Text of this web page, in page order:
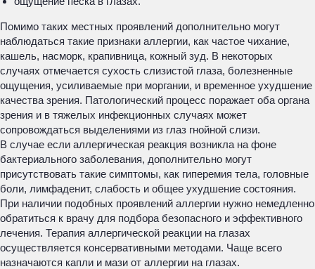
Помимо таких местных проявлений дополнительно могут
наблюдаться такие признаки аллергии, как частое чихание,
кашель, насморк, крапивница, кожный зуд. В некоторых
случаях отмечается сухость слизистой глаза, болезненные
ощущения, усиливаемые при моргании, и временное ухудшение
качества зрения. Патологический процесс поражает оба органа
зрения и в тяжелых инфекционных случаях может
сопровождаться выделениями из глаз гнойной слизи.
В случае если аллергическая реакция возникла на фоне
бактериального заболевания, дополнительно могут
присутствовать такие симптомы, как гиперемия тела, головные
боли, лимфаденит, слабость и общее ухудшение состояния.
При наличии подобных проявлений аллергии нужно немедленно
обратиться к врачу для подбора безопасного и эффективного
лечения. Терапия аллергической реакции на глазах
осуществляется консервативными методами. Чаще всего
назначаются капли и мази от аллергии на глазах.